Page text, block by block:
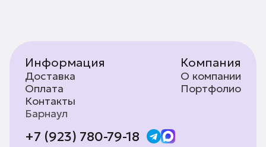
Информация
Доставка
Оплата
Контакты
Компания
О компании
Портфолио
Барнаул
+7 (923) 780-79-18